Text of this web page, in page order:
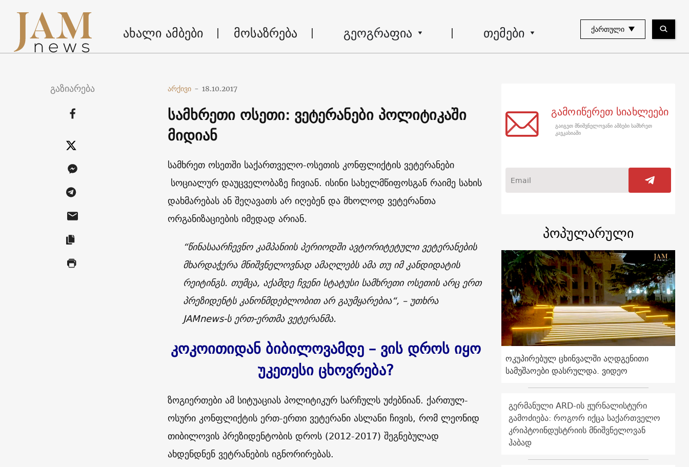
ახალი ამბები მოსაზრება გეოგრაფია თემები ᲥᲐᲠᲗᲣᲚᲘ
გაზიარება არქივი - 18.10.2017
სამხრეთი ოსეთი: ვეტერანები პოლიტიკაში
მიდიან
სამხრეთ ოსეთში საქართველო-ოსეთის კონფლიქტის ვეტერანები
სოციალურ დაუცველობაზე ჩივიან. ისინი სახელმწიფოსგან რაიმე სახის
დახმარებას ან შეღავათს არ იღებენ და მხოლოდ ვეტერანთა
ორგანიზაციების იმედად არიან.
“წინასაარჩევნო კამპანიის პერიოდში ავტორიტეტული ვეტერანების
მხარდაჭერა მნიშვნელოვნად ამაღლებს ამა თუ იმ კანდიდატის
რეიტინგს. თუმცა, აქამდე ჩვენი სტატუსი სამხრეთი ოსეთის არც ერთ
პრეზიდენტს კანონმდებლობით არ გაუმყარებია“, – უთხრა
JAMnews-ს ერთ-ერთმა ვეტერანმა.
კოკოითიდან ბიბილოვამდე – ვის დროს იყო
უკეთესი ცხოვრება?
ზოგიერთები ამ სიტუაციას პოლიტიკურ სარჩულს უძებნიან. ქართულ-
ოსური კონფლიქტის ერთ-ერთი ვეტერანი ასლანი ჩივის, რომ ლეონიდ
თიბილოვის პრეზიდენტობის დროს (2012-2017) შეგნებულად
ახდენდნენ ვეტრანების იგნორირებას.
გამოიწერეთ სიახლეები
გაიგეთ მნიშვნელოვანი ამბები სამხრეთ
კავკასიაში
პოპულარული
ოკუპირებულ ცხინვალში აღდგენითი
სამუშაოები დასრულდა. ვიდეო
გერმანული ARD-ის ჟურნალისტური
გამოძიება: როგორ იქცა საქართველო
კრიპტოინდუსტრიის მნიშვნელოვან
ჰაბად